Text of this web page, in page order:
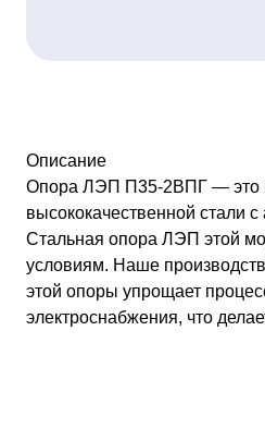
Описание
Опора ЛЭП П35-2ВПГ — это
высококачественной стали
Стальная опора ЛЭП этой
условиям. Наше
этой опоры упрощает
электроснабжения, что